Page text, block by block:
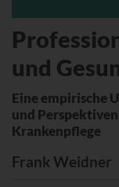
und
Eine empirische
und
Krankenpflege
Frank Weidner